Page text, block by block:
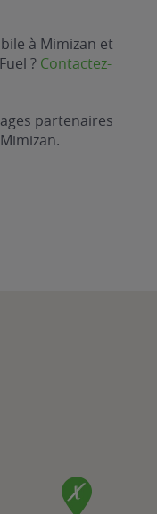
à Mimizan et
? Contactez-
partenaires